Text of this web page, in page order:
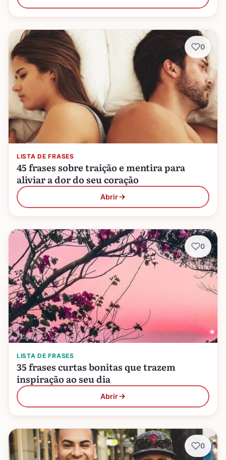
LISTA DE FRASES
45 frases sobre traição e mentira para
aliviar a dor do seu coração
Abrir
0
LISTA DE FRASES
35 frases curtas bonitas que trazem
inspiração ao seu dia
Abrir
0
0